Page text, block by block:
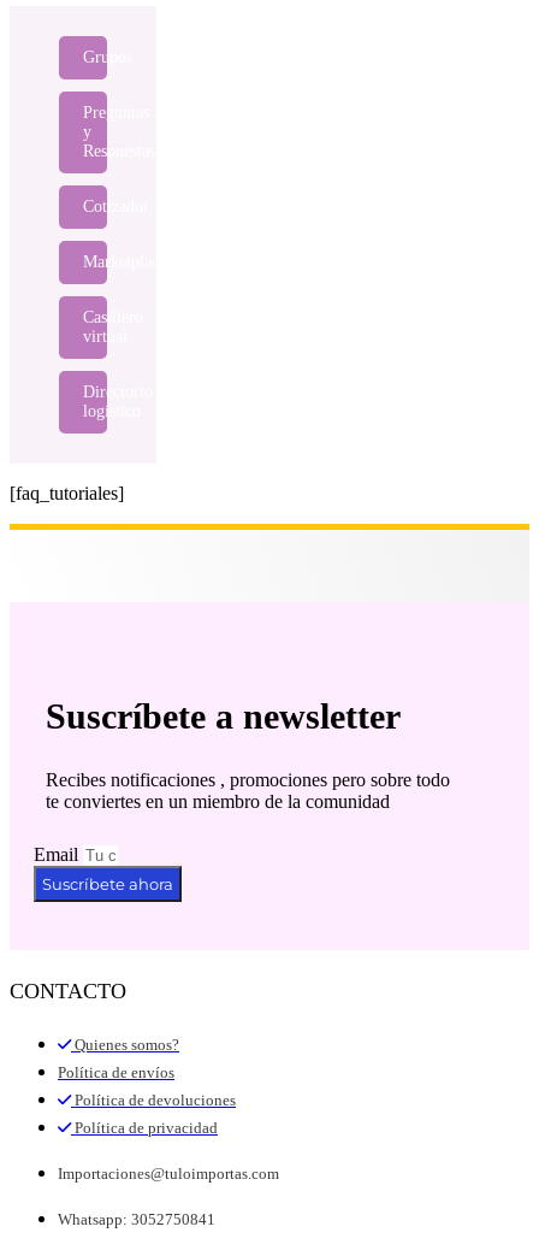
Grupos
Preguntas
y
Respuestas
Cotizador
Marketplace
Casillero
virtual
Directorio
logístico
[faq_tutoriales]
Suscríbete a newsletter
Recibes notificaciones , promociones pero sobre todo
te conviertes en un miembro de la comunidad
Email
Suscríbete ahora
CONTACTO
Quienes somos?
Política de envíos
Política de devoluciones
Política de privacidad
Importaciones@tuloimportas.com
Whatsapp: 3052750841